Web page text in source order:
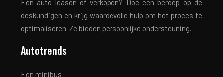
Een auto leasen of verkopen? Doe een beroep op de
deskundigen en krijg waardevolle hulp om het proces te
optimaliseren. Ze bieden persoonlijke ondersteuning.
Autotrends
Een minibus